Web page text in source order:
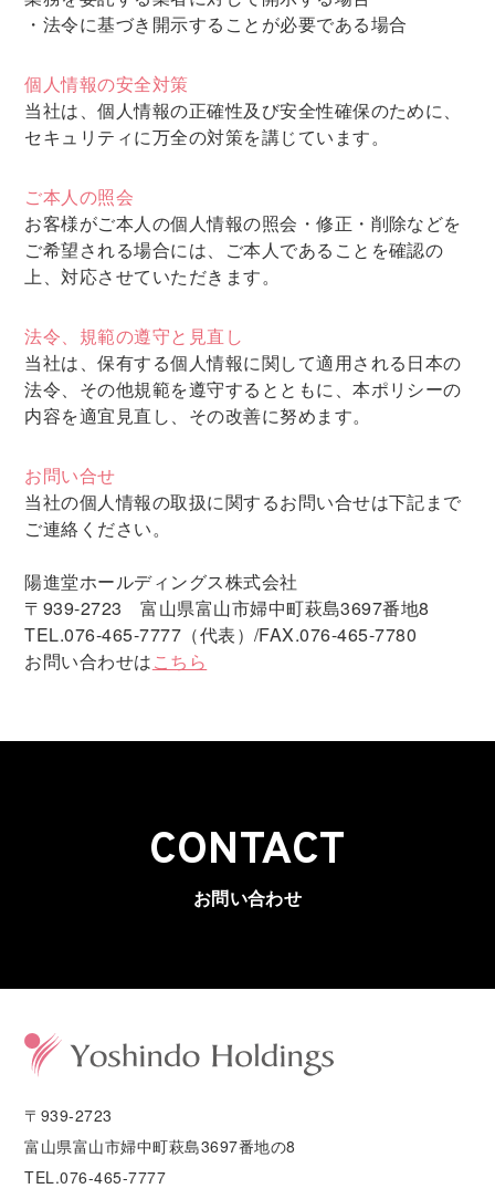
・法令に基づき開示することが必要である場合
個人情報の安全対策
当社は、個人情報の正確性及び安全性確保のために、
セキュリティに万全の対策を講じています。
ご本人の照会
お客様がご本人の個人情報の照会・修正・削除などを
ご希望される場合には、ご本人であることを確認の
上、対応させていただきます。
法令、規範の遵守と見直し
当社は、保有する個人情報に関して適用される日本の
法令、その他規範を遵守するとともに、本ポリシーの
内容を適宜見直し、その改善に努めます。
お問い合せ
当社の個人情報の取扱に関するお問い合せは下記まで
ご連絡ください。
陽進堂ホールディングス株式会社
〒939-2723 富山県富山市婦中町萩島3697番地8
TEL.076-465-7777（代表）/FAX.076-465-7780
お問い合わせはこちら
CONTACT
お問い合わせ
〒939-2723
富山県富山市婦中町萩島3697番地の8
TEL.076-465-7777